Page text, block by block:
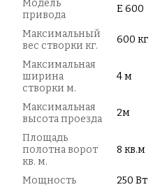
Модель
привода
E 600
Максимальный
вес створки кг.
600 кг
Максимальная
ширина
створки м.
4 м
Максимальная
высота проезда
2м
Площадь
полотна ворот
кв. м.
8 кв.м
Мощность
250 Вт